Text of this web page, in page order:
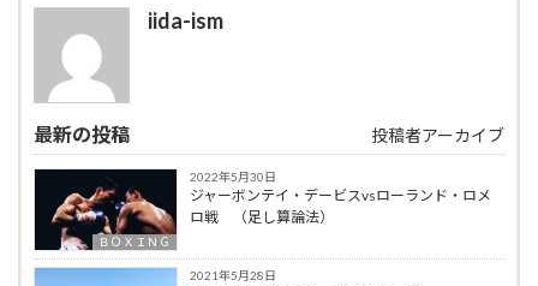
iida-ism
最新の投稿 投稿者アーカイブ
ＢＯＸＩＮＧ
2022年5月30日
ジャーボンテイ・デービスvsローランド・ロメ
ロ戦 （足し算論法）
2021年5月28日